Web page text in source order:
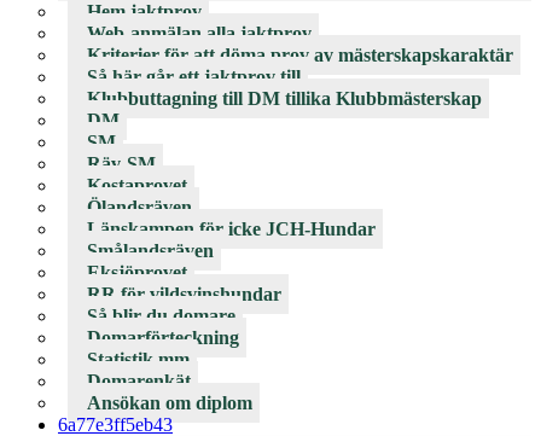
Hem jaktprov
Web-anmälan alla jaktprov
Kriterier för att döma prov av mästerskapskaraktär
Så här går ett jaktprov till
Klubbuttagning till DM tillika Klubbmästerskap
DM
SM
Räv-SM
Kostaprovet
Ölandsräven
Länskampen för icke JCH-Hundar
Smålandsräven
Eksjöprovet
RR för vildsvinshundar
Så blir du domare
Domarförteckning
Statistik mm
Domarenkät
Ansökan om diplom
6a77e3ff5eb43